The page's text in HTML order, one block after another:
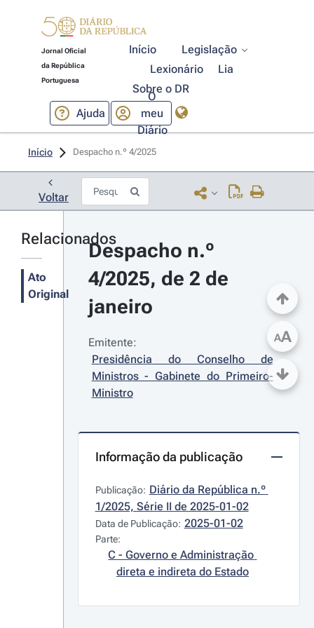
Jornal Oficial
da República
Portuguesa
Início
Legislação
Lexionário
Lia
Sobre o DR
Ajuda
O
meu
Diário
Início Despacho n.º 4/2025
Voltar
Relacionados
Ato
Original
Despacho n.º
4/2025, de 2 de
janeiro
Emitente:
Presidência do Conselho de
Ministros - Gabinete do Primeiro-
Ministro
Informação da publicação
Publicação: Diário da República n.º
1/2025, Série II de 2025-01-02
Data de Publicação: 2025-01-02
Parte:
C - Governo e Administração
direta e indireta do Estado
AA